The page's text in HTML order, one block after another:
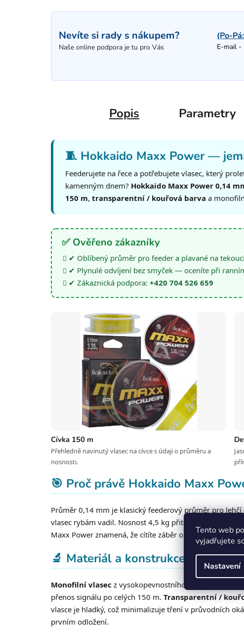
Tento web
vyjadřujete
Nastavení
Nevíte si rady s nákupem?
Naše online podpora je tu pro Vás
(Po-
E-mail -
Popis Parametry
🧵 Hokkaido Maxx Power —
Feederujete na řece a potřebujete vlasec, který
kamenným dnem? Hokkaido Maxx Power 0,14
150 m, transparentní / kouřová barva a
✅ Ověřeno zákazníky
✔ Oblíbený průměr pro feeder a plavané na
✔ Plynulé odvíjení bez smyček — oceníte při
✔ Zákaznická podpora: +420 704 526 659
Cívka 150 m
Přehledně navinutý vlasec na cívce s údaji o průměru a
nosnosti.
🎯 Proč právě Hokkaido Maxx
Průměr 0,14 mm je klasický feederový průměr pro
vlasec rybám vadil. Nosnost 4,5 kg přitom postačí i
Maxx Power znamená, že cítíte záběr okamžitě, což je
🔬 Materiál a konstrukce
Monofilní vlasec z vysokopevnostního nylonu s
přenos signálu po celých 150 m. Transparentní /
vlasce je hladký, což minimalizuje tření v průvodních
prvním odložení.